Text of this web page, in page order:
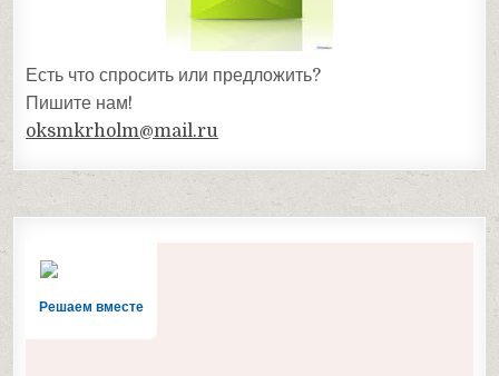
Есть что спросить или предложить?
Пишите нам!
oksmkrholm@mail.ru
Решаем вместе